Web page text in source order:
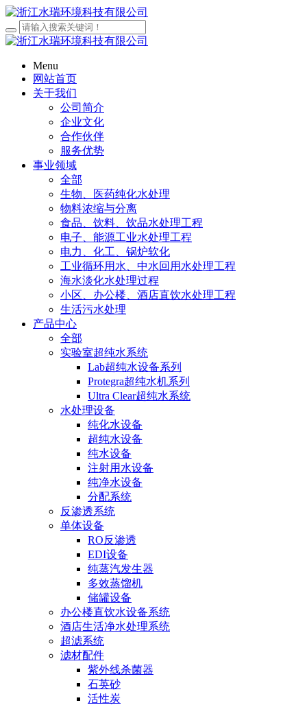
Menu
网站首页
关于我们
公司简介
企业文化
合作伙伴
服务优势
事业领域
全部
生物、医药纯化水处理
物料浓缩与分离
食品、饮料、饮品水处理工程
电子、能源工业水处理工程
电力、化工、锅炉软化
工业循环用水、中水回用水处理工程
海水淡化水处理过程
小区、办公楼、酒店直饮水处理工程
生活污水处理
产品中心
全部
实验室超纯水系统
Lab超纯水设备系列
Protegra超纯水机系列
Ultra Clear超纯水系统
水处理设备
纯化水设备
超纯水设备
纯水设备
注射用水设备
纯净水设备
分配系统
反渗透系统
单体设备
RO反渗透
EDI设备
纯蒸汽发生器
多效蒸馏机
储罐设备
办公楼直饮水设备系统
酒店生活净水处理系统
超滤系统
滤材配件
紫外线杀菌器
石英砂
活性炭